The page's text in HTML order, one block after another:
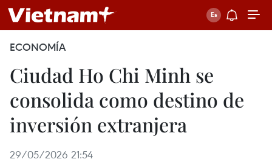
ECONOMÍA
Ciudad Ho Chi Minh se
consolida como destino de
inversión extranjera
29/05/2026 21:54